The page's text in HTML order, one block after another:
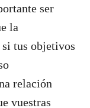
ser
la
si tus objetivos
relación
vuestras